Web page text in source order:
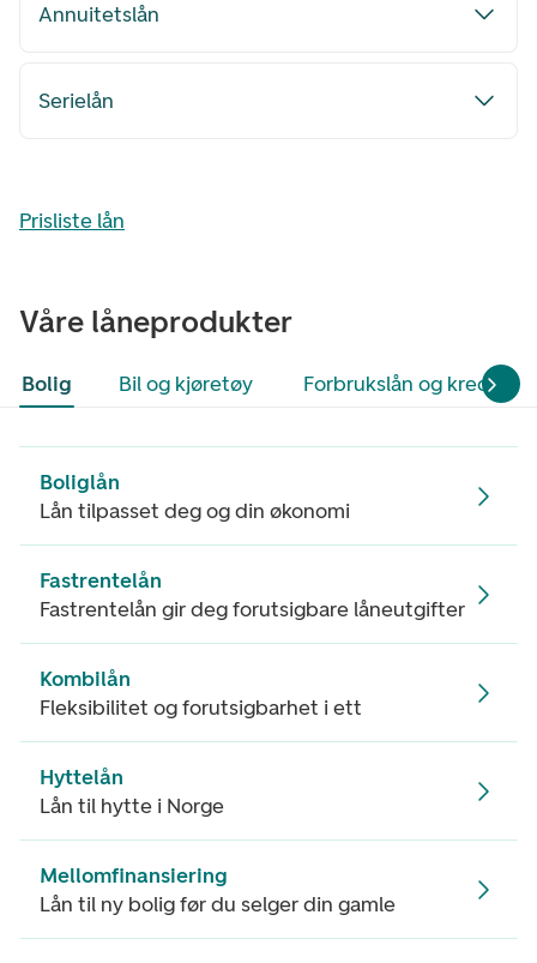
Annuitetslån
Serielån
Prisliste lån
Våre låneprodukter
Bolig Bil og kjøretøy Forbrukslån og
Boliglån
Lån tilpasset deg og din økonomi
Fastrentelån
Fastrentelån gir deg forutsigbare låneutgifter
Kombilån
Fleksibilitet og forutsigbarhet i ett
Hyttelån
Lån til hytte i Norge
Mellomfinansiering
Lån til ny bolig før du selger din gamle